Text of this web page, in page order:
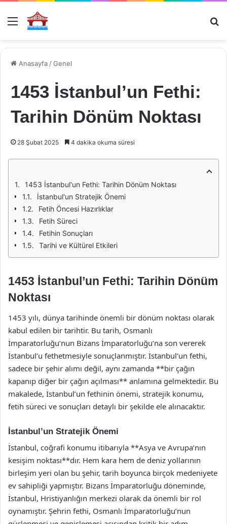
Menü
Anasayfa /Genel
1453 İstanbul’un Fethi:
Tarihin Dönüm Noktası
28 Şubat 2025 4 dakika okuma süresi
1453 İstanbul'un Fethi: Tarihin Dönüm Noktası
İstanbul'un Stratejik Önemi
Fetih Öncesi Hazırlıklar
Fetih Süreci
Fetihin Sonuçları
Tarihi ve Kültürel Etkileri
1453 İstanbul’un Fethi: Tarihin Dönüm
Noktası
1453 yılı, dünya tarihinde önemli bir dönüm noktası olarak
kabul edilen bir tarihtir. Bu tarih, Osmanlı
İmparatorluğu’nun Bizans İmparatorluğu’na son vererek
İstanbul’u fethetmesiyle sonuçlanmıştır. İstanbul’un fethi,
sadece bir şehir alımı değil, aynı zamanda **bir çağın
kapanıp diğer bir çağın açılması** anlamına gelmektedir. Bu
makalede, İstanbul’un fethinin önemi, stratejik konumu,
fetih süreci ve sonuçları detaylı bir şekilde ele alınacaktır.
İstanbul’un Stratejik Önemi
İstanbul, coğrafi konumu itibarıyla **Asya ve Avrupa’nın
kesişim noktası**dır. Hem kara hem de deniz yollarının
birleşim yeri olan bu şehir, tarih boyunca birçok medeniyete
ev sahipliği yapmıştır. Bizans İmparatorluğu döneminde,
İstanbul, Hristiyanlığın merkezi olarak da önemli bir rol
oynamıştır. Şehrin fethi, Osmanlı İmparatorluğu’nun